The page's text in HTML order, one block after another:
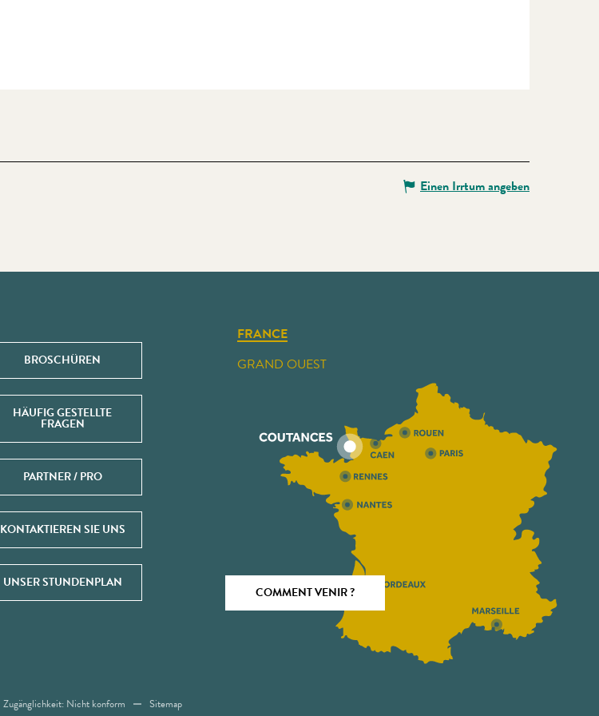
Einen Irrtum angeben
BROSCHÜREN
HÄUFIG GESTELLTE
FRAGEN
PARTNER / PRO
KONTAKTIEREN SIE UNS
UNSER STUNDENPLAN
FRANCE
GRAND OUEST
COMMENT VENIR ?
Zugänglichkeit: Nicht konform Sitemap